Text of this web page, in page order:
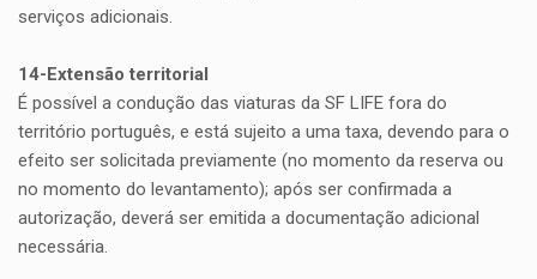
serviços adicionais.
14-Extensão territorial
É possível a condução das viaturas da SF LIFE fora do
território português, e está sujeito a uma taxa, devendo para o
efeito ser solicitada previamente (no momento da reserva ou
no momento do levantamento); após ser confirmada a
autorização, deverá ser emitida a documentação adicional
necessária.